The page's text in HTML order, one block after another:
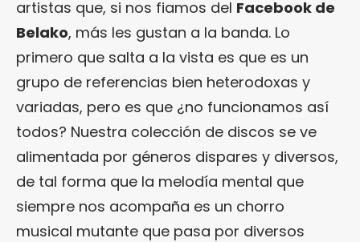
artistas que, si nos fiamos del Facebook de
Belako, más les gustan a la banda. Lo
primero que salta a la vista es que es un
grupo de referencias bien heterodoxas y
variadas, pero es que ¿no funcionamos así
todos? Nuestra colección de discos se ve
alimentada por géneros dispares y diversos,
de tal forma que la melodía mental que
siempre nos acompaña es un chorro
musical mutante que pasa por diversos